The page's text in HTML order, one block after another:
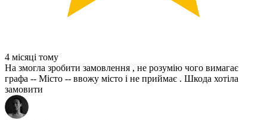
4 місяці тому
На змогла зробити замовлення , не розумію чого вимагає
графа -- Місто -- ввожу місто і не приймає . Шкода хотіла
замовити